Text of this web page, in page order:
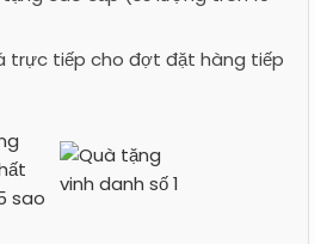
trực tiếp cho đợt đặt hàng tiếp